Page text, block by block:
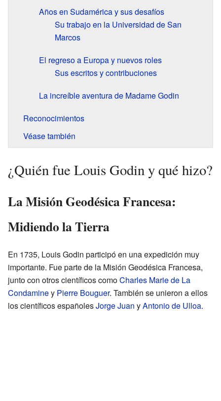
Años en Sudamérica y sus desafíos
Su trabajo en la Universidad de San
Marcos
El regreso a Europa y nuevos roles
Sus escritos y contribuciones
La increíble aventura de Madame Godin
Reconocimientos
Véase también
¿Quién fue Louis Godin y qué hizo?
La Misión Geodésica Francesa:
Midiendo la Tierra
En 1735, Louis Godin participó en una expedición muy
importante. Fue parte de la Misión Geodésica Francesa,
junto con otros científicos comoCharles Marie de La
Condaminey Pierre Bouguer. También se unieron a ellos
los científicos españolesJorge Juan yAntonio de Ulloa.